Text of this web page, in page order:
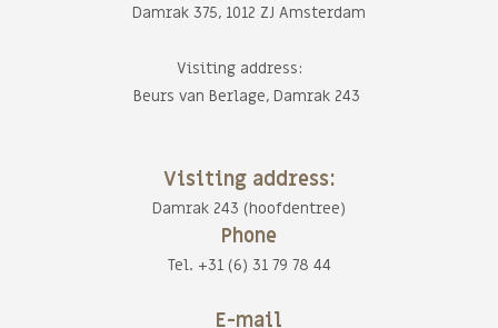
Damrak 375, 1012 ZJ Amsterdam
Visiting address:
Beurs van Berlage, Damrak 243
Visiting address:
Damrak 243 (hoofdentree)
Phone
Tel. +31 (6) 31 79 78 44
E-mail